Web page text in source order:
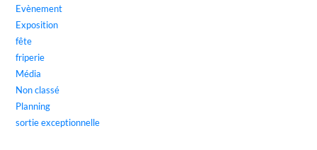
Evènement
Exposition
fête
friperie
Média
Non classé
Planning
sortie exceptionnelle